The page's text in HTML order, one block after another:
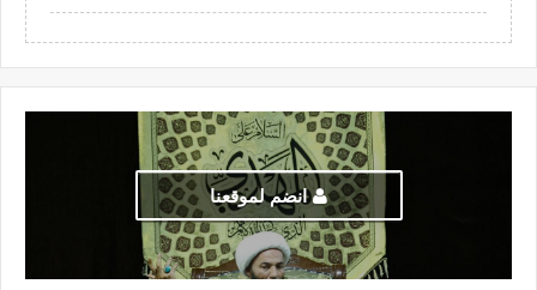
انضم لموقعنا